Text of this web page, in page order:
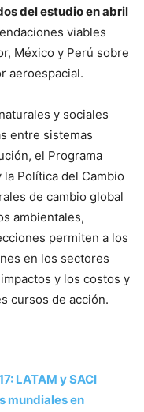
del estudio en abril
viables
México y Perú sobre
aeroespacial.
y sociales
entre sistemas
el Programa
Política del Cambio
de cambio global
ambientales,
permiten a los
en los sectores
y los costos y
cursos de acción.
LATAM y SACI
mundiales en